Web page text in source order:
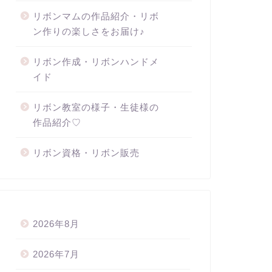
リボンマムの作品紹介・リボ
ン作りの楽しさをお届け♪
リボン作成・リボンハンドメ
イド
リボン教室の様子・生徒様の
作品紹介♡
リボン資格・リボン販売
2026年8月
2026年7月